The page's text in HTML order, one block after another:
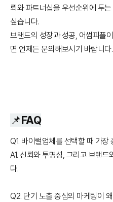
뢰와 파트너십을 우선순위에 두
싶습니다.
브랜드의 성장과 성공, 어썸피플
면 언제든 문의해보시기 바랍니다.
📌FAQ
Q1. 바이럴업체를 선택할 때 가
A1. 신뢰와 투명성, 그리고 브랜
다.
Q2. 단기 노출 중심의 마케팅이